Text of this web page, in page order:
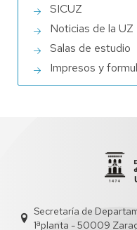
SICUZ
Noticias de la
Salas de estudio
Impresos y
Secretaría de
1ªplanta - 50009